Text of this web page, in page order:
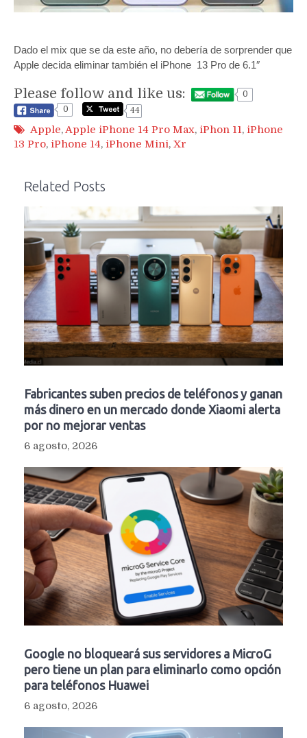
Dado el mix que se da este año, no debería de sorprender que
Apple decida eliminar también el iPhone 13 Pro de 6.1″
Please follow and like us:
0
0
44
Apple,Apple iPhone 14 Pro Max, iPhon 11, iPhone
13 Pro, iPhone 14, iPhone Mini, Xr
Related Posts
Fabricantes suben precios de teléfonos y ganan
más dinero en un mercado donde Xiaomi alerta
por no mejorar ventas
6 agosto, 2026
Google no bloqueará sus servidores a MicroG
pero tiene un plan para eliminarlo como opción
para teléfonos Huawei
6 agosto, 2026